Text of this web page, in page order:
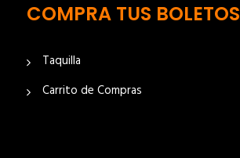
COMPRA TUS BOLETOS
Taquilla
Carrito de Compras